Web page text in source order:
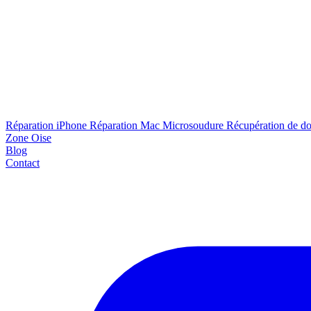
Réparation iPhone Réparation Mac Microsoudure Récupération de
Zone Oise
Blog
Contact